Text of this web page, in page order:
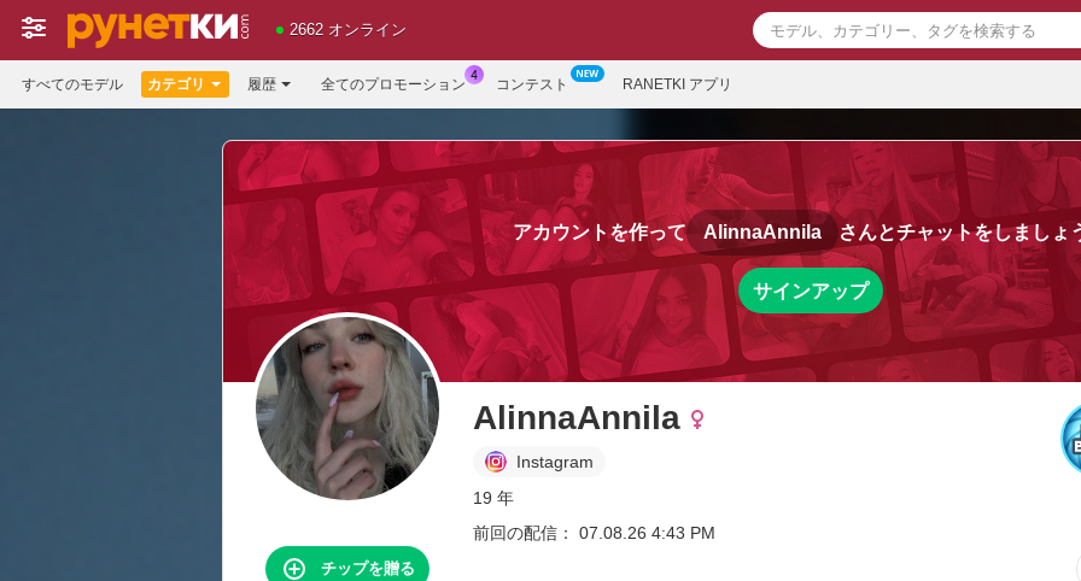
2662 オンライン
すべてのモデル カテゴリ 履歴 全てのプロモーション コンテスト RANETKI アプリ
アカウントを作って AlinnaAnnila さんとチャットをしましょ
サインアップ
AlinnaAnnila
Instagram
19 年
前回の配信： 07.08.26 4:43 PM
チップを贈る